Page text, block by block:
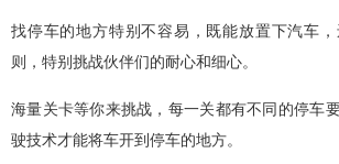
找停车的地方特别不容易，既能放置下汽车
则，特别挑战伙伴们的耐心和细心。
海量关卡等你来挑战，每一关都有不同的停车
驶技术才能将车开到停车的地方。